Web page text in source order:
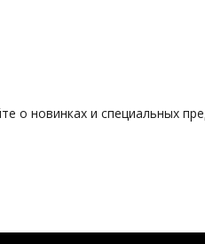
о новинках и специальных